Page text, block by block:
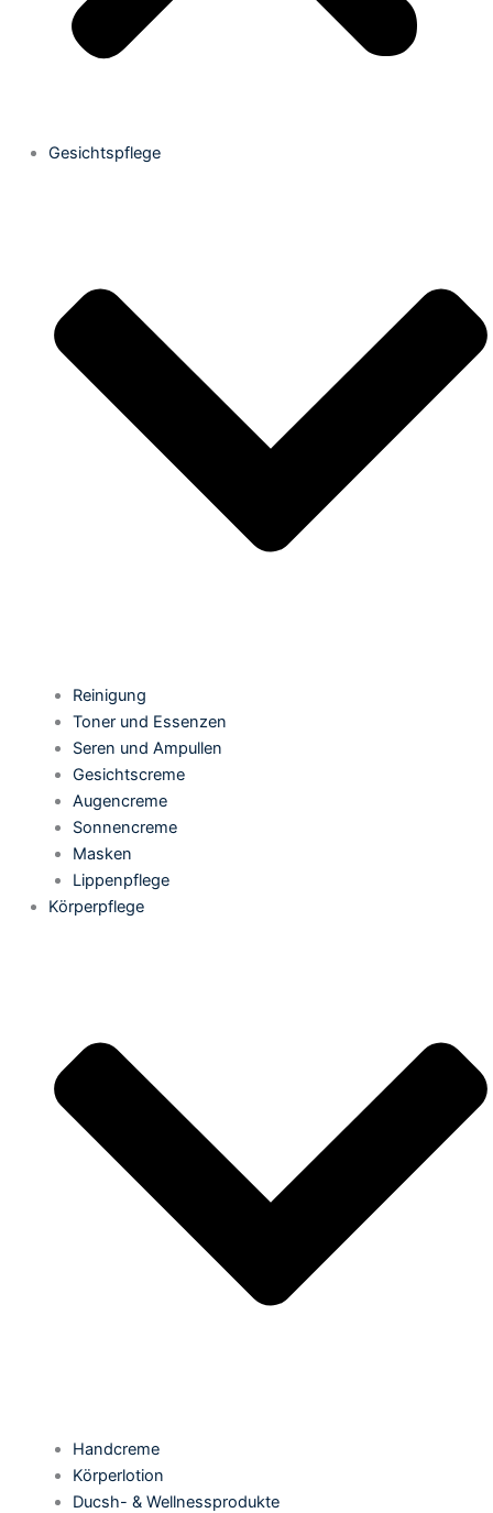
Gesichtspflege
Reinigung
Toner und Essenzen
Seren und Ampullen
Gesichtscreme
Augencreme
Sonnencreme
Masken
Lippenpflege
Körperpflege
Handcreme
Körperlotion
Ducsh- & Wellnessprodukte